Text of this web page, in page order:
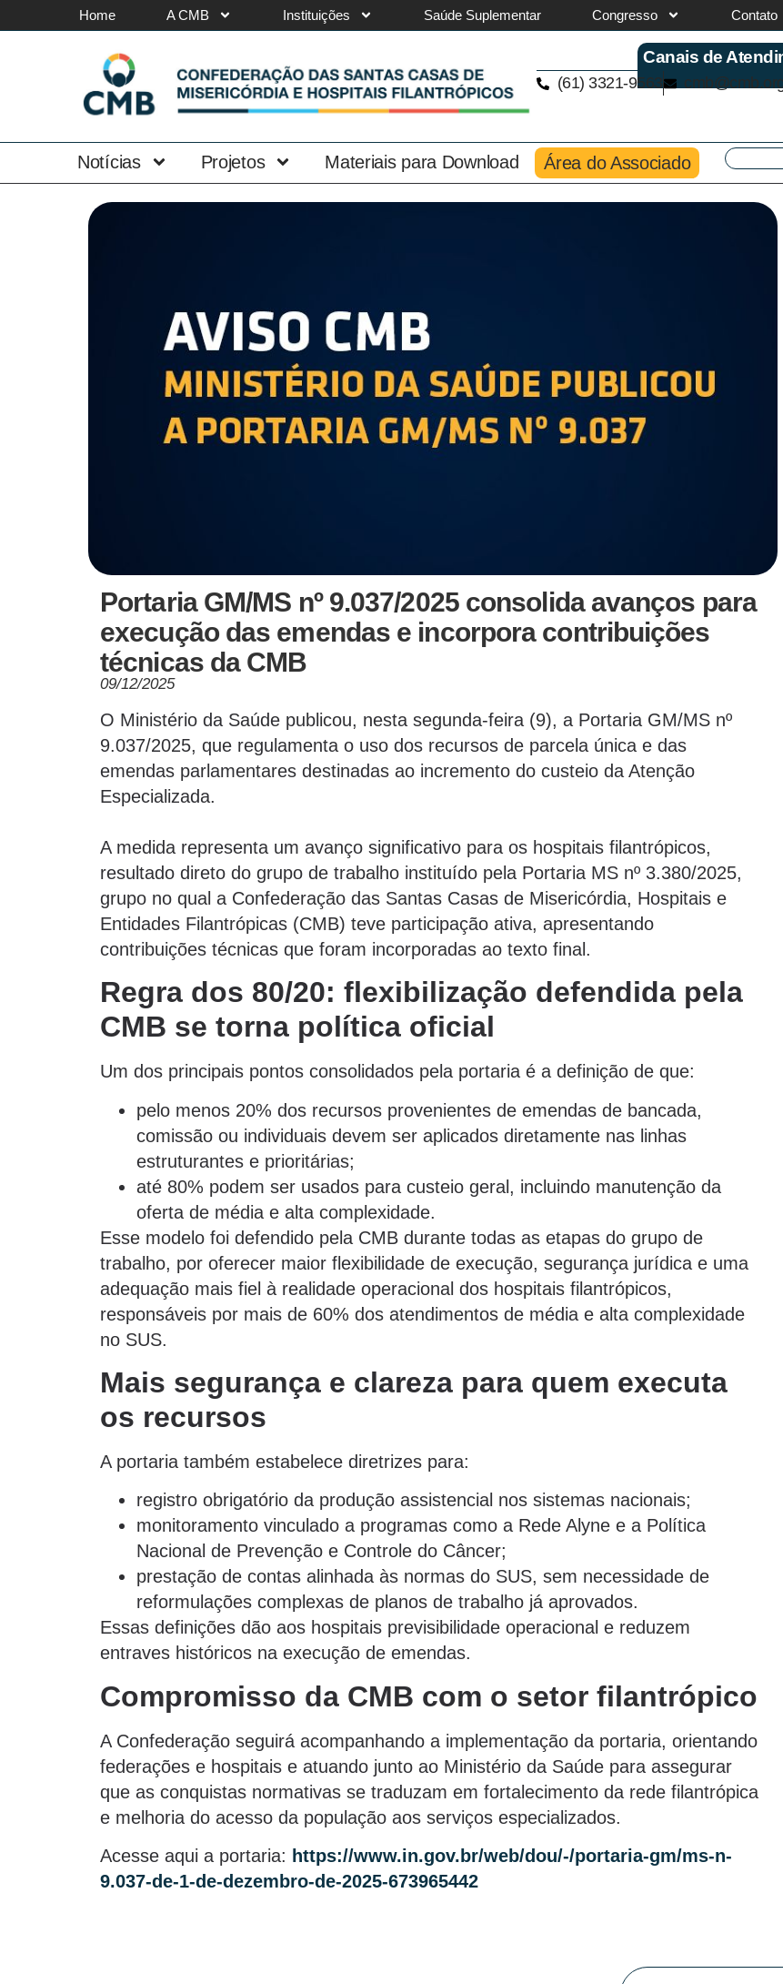
Home A CMB Instituições Saúde Suplementar Congresso Contato
Canais de
(61) 3321-9563
Notícias Projetos Materiais para Download Área do Associado
Portaria GM/MS nº 9.037/2025 consolida avanços para
execução das emendas e incorpora contribuições
técnicas da CMB
09/12/2025
O Ministério da Saúde publicou, nesta segunda-feira (9), a Portaria GM/MS nº
9.037/2025, que regulamenta o uso dos recursos de parcela única e das
emendas parlamentares destinadas ao incremento do custeio da Atenção
Especializada.
A medida representa um avanço significativo para os hospitais filantrópicos,
resultado direto do grupo de trabalho instituído pela Portaria MS nº 3.380/2025,
grupo no qual a Confederação das Santas Casas de Misericórdia, Hospitais e
Entidades Filantrópicas (CMB) teve participação ativa, apresentando
contribuições técnicas que foram incorporadas ao texto final.
Regra dos 80/20: flexibilização defendida pela
CMB se torna política oficial
Um dos principais pontos consolidados pela portaria é a definição de que:
pelo menos 20% dos recursos provenientes de emendas de bancada,
comissão ou individuais devem ser aplicados diretamente nas linhas
estruturantes e prioritárias;
até 80% podem ser usados para custeio geral, incluindo manutenção da
oferta de média e alta complexidade.
Esse modelo foi defendido pela CMB durante todas as etapas do grupo de
trabalho, por oferecer maior flexibilidade de execução, segurança jurídica e uma
adequação mais fiel à realidade operacional dos hospitais filantrópicos,
responsáveis por mais de 60% dos atendimentos de média e alta complexidade
no SUS.
Mais segurança e clareza para quem executa
os recursos
A portaria também estabelece diretrizes para:
registro obrigatório da produção assistencial nos sistemas nacionais;
monitoramento vinculado a programas como a Rede Alyne e a Política
Nacional de Prevenção e Controle do Câncer;
prestação de contas alinhada às normas do SUS, sem necessidade de
reformulações complexas de planos de trabalho já aprovados.
Essas definições dão aos hospitais previsibilidade operacional e reduzem
entraves históricos na execução de emendas.
Compromisso da CMB com o setor filantrópico
A Confederação seguirá acompanhando a implementação da portaria, orientando
federações e hospitais e atuando junto ao Ministério da Saúde para assegurar
que as conquistas normativas se traduzam em fortalecimento da rede filantrópica
e melhoria do acesso da população aos serviços especializados.
Acesse aqui a portaria: https://www.in.gov.br/web/dou/-/portaria-gm/ms-n-
9.037-de-1-de-dezembro-de-2025-673965442